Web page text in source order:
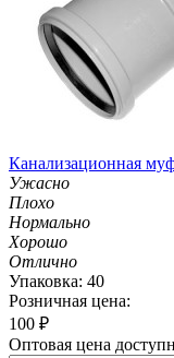
Канализационная
Ужасно
Плохо
Нормально
Хорошо
Отлично
Упаковка: 40
Розничная цена:
100 ₽
Оптовая цена